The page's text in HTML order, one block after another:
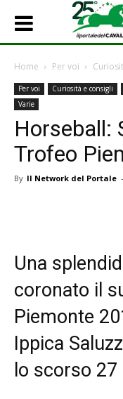
Home Per voi
Per voi Curiosità e consigli
Varie
Horseball:
Trofeo
By Il Network del Portale -
Una
coronato il
Piemonte
Ippica
lo scorso